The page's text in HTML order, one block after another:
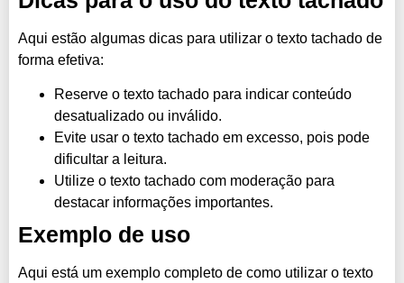
Aqui estão algumas dicas para utilizar o texto tachado de
forma efetiva:
Reserve o texto tachado para indicar conteúdo
desatualizado ou inválido.
Evite usar o texto tachado em excesso, pois pode
dificultar a leitura.
Utilize o texto tachado com moderação para
destacar informações importantes.
Exemplo de uso
Aqui está um exemplo completo de como utilizar o texto